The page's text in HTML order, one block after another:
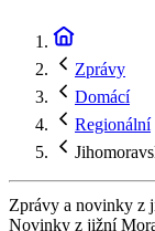
Zprávy
Domácí
Regionální
Zprávy a novinky z
Novinky z jižní